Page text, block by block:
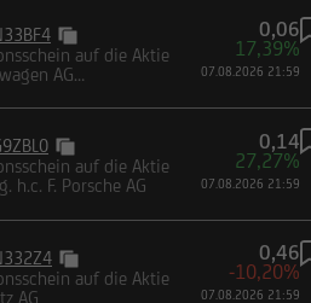
auf die Aktie
AG
0,06
17,39%
07.08.2026 21:59
auf die Aktie
h.c. F. Porsche AG
0,14
27,27%
07.08.2026 21:59
auf die Aktie
AG
0,46
-10,20%
07.08.2026 21:59